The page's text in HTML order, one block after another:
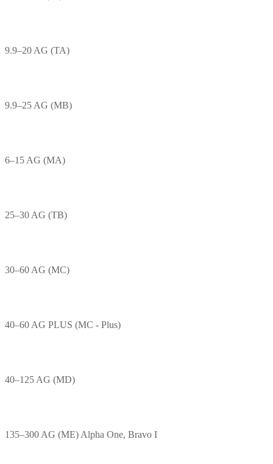
9.9–20 AG (TA)
9.9–25 AG (MB)
6–15 AG (MA)
25–30 AG (TB)
30–60 AG (MC)
40–60 AG PLUS (MC - Plus)
40–125 AG (MD)
135–300 AG (ME) Alpha One, Bravo I